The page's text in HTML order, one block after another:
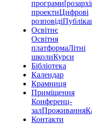
програми
проектиЦифрові
розповіді
Освітнє
Освітня
платформаЛітні
школиКурси
Бібліотека
Календар
Крамниця
Приміщення
Конференц-
залПроживання
Контакти